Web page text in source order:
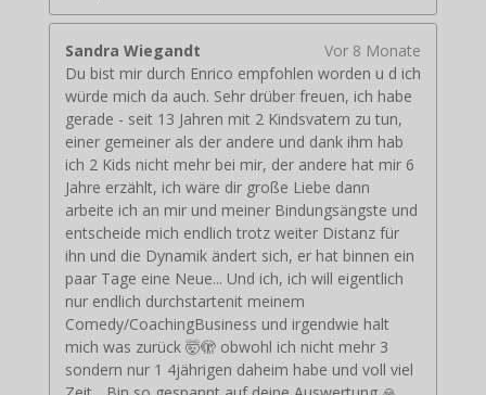
Sandra Wiegandt
Vor 8 Monate
Du bist mir durch Enrico empfohlen worden u d ich
würde mich da auch. Sehr drüber freuen, ich habe
gerade - seit 13 Jahren mit 2 Kindsvatern zu tun,
einer gemeiner als der andere und dank ihm hab
ich 2 Kids nicht mehr bei mir, der andere hat mir 6
Jahre erzählt, ich wäre dir große Liebe dann
arbeite ich an mir und meiner Bindungsängste und
entscheide mich endlich trotz weiter Distanz für
ihn und die Dynamik ändert sich, er hat binnen ein
paar Tage eine Neue... Und ich, ich will eigentlich
nur endlich durchstartenit meinem
Comedy/CoachingBusiness und irgendwie halt
mich was zurück 🤯🫣 obwohl ich nicht mehr 3
sondern nur 1 4jährigen daheim habe und voll viel